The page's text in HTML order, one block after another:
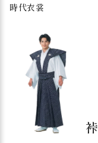
時代衣裳
裃